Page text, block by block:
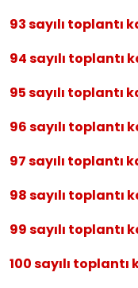
93 sayılı toplantı
94 sayılı toplantı
95 sayılı toplantı
96 sayılı toplantı
97 sayılı toplantı
98 sayılı toplantı
99 sayılı toplantı
100 sayılı